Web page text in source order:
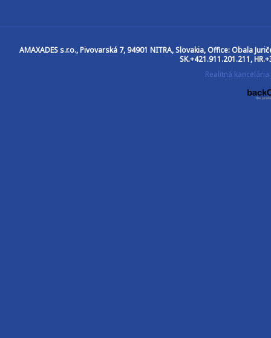
AMAXADES s.r.o., Pivovarská 7, 94901 NITRA, Slovakia, Office: Obala
SK.+421.911.201.211,
Realitná